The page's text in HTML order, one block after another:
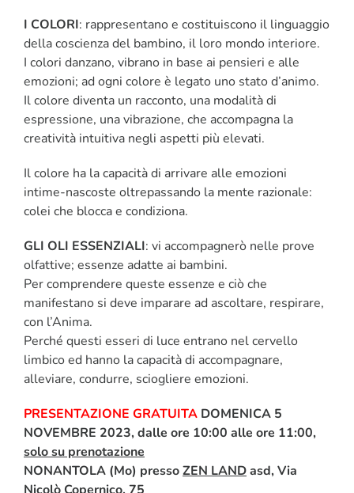
I COLORI: rappresentano e costituiscono il linguaggio
della coscienza del bambino, il loro mondo interiore.
I colori danzano, vibrano in base ai pensieri e alle
emozioni; ad ogni colore è legato uno stato d’animo.
Il colore diventa un racconto, una modalità di
espressione, una vibrazione, che accompagna la
creatività intuitiva negli aspetti più elevati.
Il colore ha la capacità di arrivare alle emozioni
intime-nascoste oltrepassando la mente razionale:
colei che blocca e condiziona.
GLI OLI ESSENZIALI: vi accompagnerò nelle prove
olfattive; essenze adatte ai bambini.
Per comprendere queste essenze e ciò che
manifestano si deve imparare ad ascoltare, respirare,
con l’Anima.
Perché questi esseri di luce entrano nel cervello
limbico ed hanno la capacità di accompagnare,
alleviare, condurre, sciogliere emozioni.
PRESENTAZIONE GRATUITA DOMENICA 5
NOVEMBRE 2023, dalle ore 10:00 alle ore 11:00,
solo su prenotazione
NONANTOLA (Mo) pressoZEN LANDasd, Via